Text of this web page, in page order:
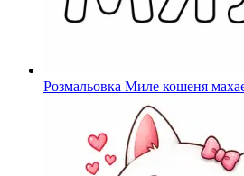
Розмальовка Миле кошеня